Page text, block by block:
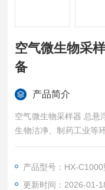
空气微生物采
备
产品简介
空气微生物采样器 总悬
生物洁净、制药工业等
学部 门作空气微生物的
产品型号：HX-C1000
更新时间：2026-01-